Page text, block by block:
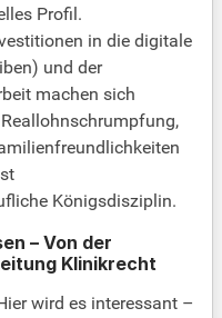
Profil.
in die digitale
und der
machen sich
Königsdisziplin.
– Von der
Klinikrecht
wird es interessant –